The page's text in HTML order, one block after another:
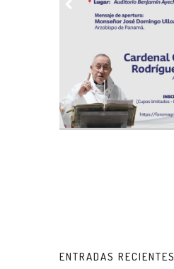
ENTRADAS RECIENTES